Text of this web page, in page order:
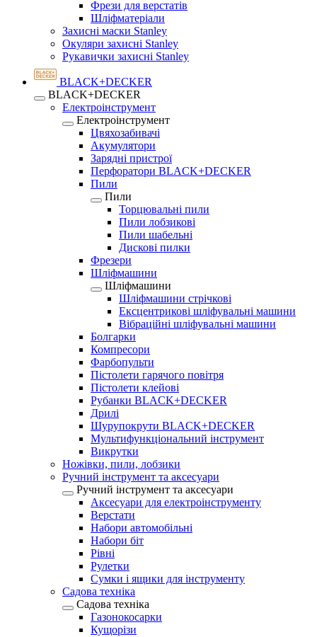
Фрези для верстатів
Шліфматеріали
Захисні маски Stanley
Окуляри захисні Stanley
Рукавички захисні Stanley
BLACK+DECKER
BLACK+DECKER
Електроінструмент
Електроінструмент
Цвяхозабивачі
Акумулятори
Зарядні пристрої
Перфоратори BLACK+DECKER
Пили
Пили
Торцювальні пили
Пили лобзикові
Пили шабельні
Дискові пилки
Фрезери
Шліфмашини
Шліфмашини
Шліфмашини стрічкові
Ексцентрикові шліфувальні машини
Вібраційні шліфувальні машини
Болгарки
Компресори
Фарбопульти
Пістолети гарячого повітря
Пістолети клейові
Рубанки BLACK+DECKER
Дрилі
Шурупокрути BLACK+DECKER
Мультифункціональний інструмент
Викрутки
Ножівки, пили, лобзики
Ручний інструмент та аксесуари
Ручний інструмент та аксесуари
Аксесуари для електроінструменту
Верстати
Набори автомобільні
Набори біт
Рівні
Рулетки
Сумки і ящики для інструменту
Садова техніка
Садова техніка
Газонокосарки
Кущорізи